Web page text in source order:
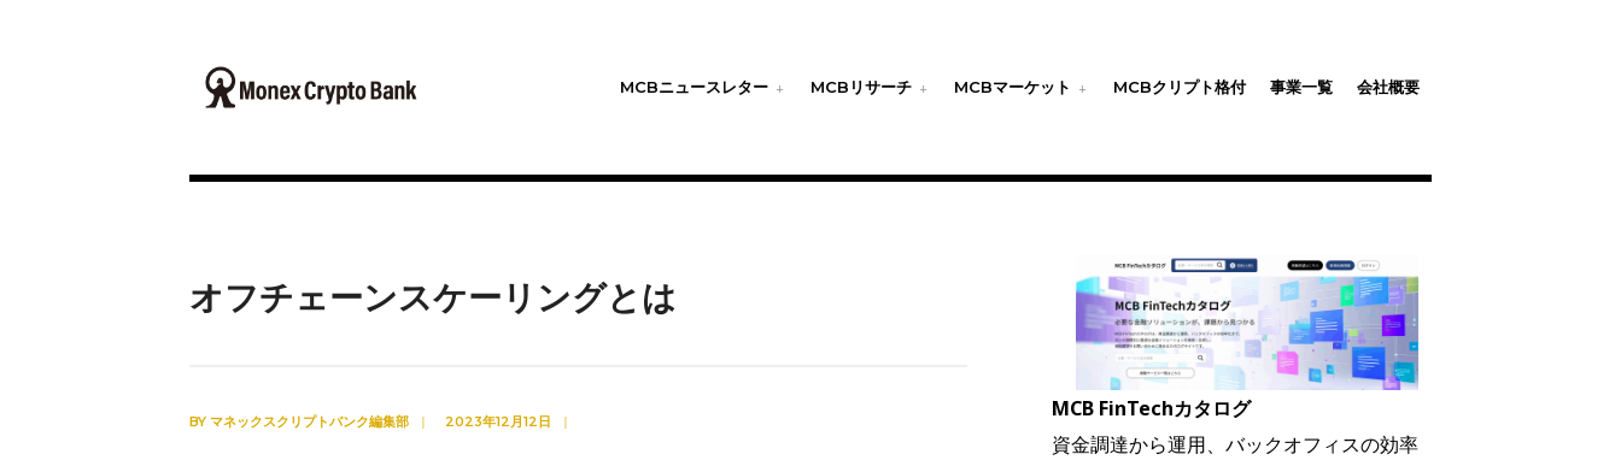
MCBニュースレター MCBリサーチ MCBマーケット MCBクリプト格付 事業一覧 会社概要
オフチェーンスケーリングとは
BY マネックスクリプトバンク編集部 | 2023年12月12日 |
MCB FinTechカタログ
資金調達から運用、バックオフィスの効率